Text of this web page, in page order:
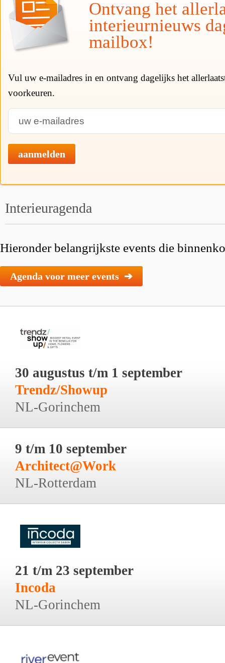
Ontvang het
interieurnieuws
mailbox!
Vul uw e-mailadres in en ontvang dagelijks het
voorkeuren.
aanmelden
Interieuragenda
Hieronder belangrijkste events die
Agenda voor meer events ➔
30 augustus t/m 1 september
Trendz/Showup
NL-Gorinchem
9 t/m 10 september
Architect@Work
NL-Rotterdam
21 t/m 23 september
Incoda
NL-Gorinchem